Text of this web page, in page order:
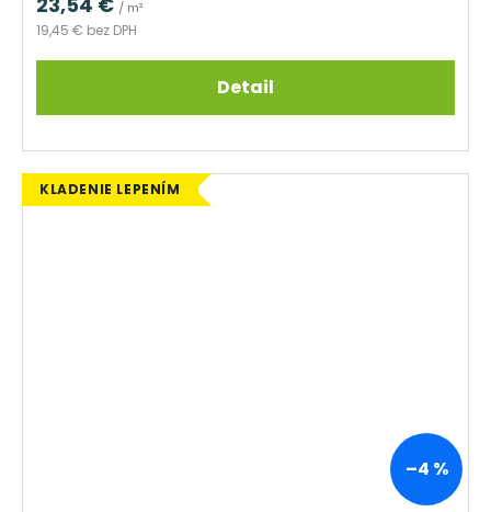
19,45 € bez DPH
/ m²
Detail
KLADENIE LEPENÍM
–4 %